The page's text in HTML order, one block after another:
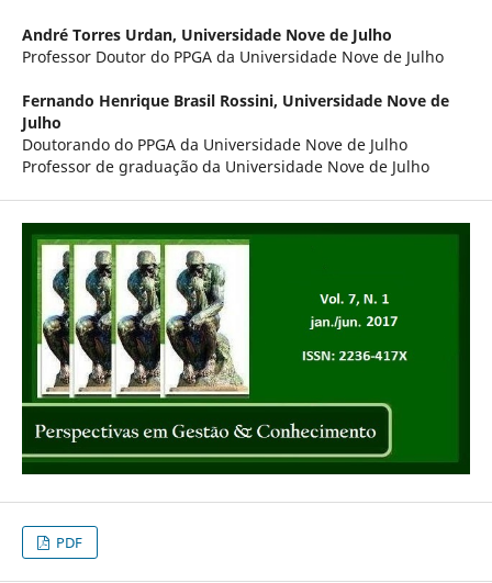
André Torres Urdan, Universidade Nove de Julho
Professor Doutor do PPGA da Universidade Nove de Julho
Fernando Henrique Brasil Rossini, Universidade Nove de
Julho
Doutorando do PPGA da Universidade Nove de Julho
Professor de graduação da Universidade Nove de Julho
PDF